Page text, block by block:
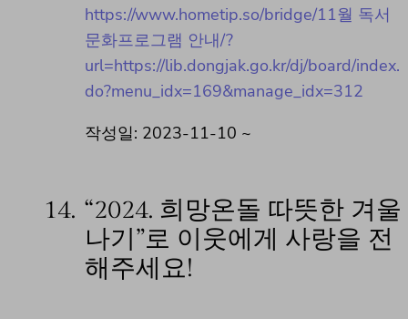
https://www.hometip.so/bridge/11월 독서
문화프로그램 안내/?
url=https://lib.dongjak.go.kr/dj/board/index.
do?menu_idx=169&manage_idx=312
작성일: 2023-11-10 ~
14. “2024. 희망온돌 따뜻한 겨울
나기”로 이웃에게 사랑을 전
해주세요!